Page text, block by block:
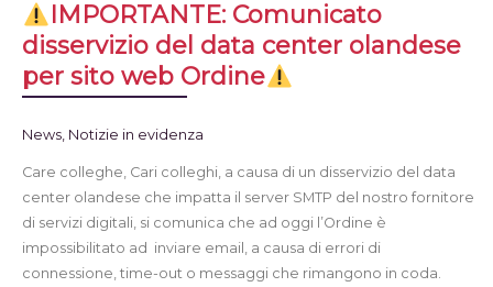
IMPORTANTE: Comunicato
disservizio del data center olandese
per sito web Ordine
News, Notizie in evidenza
Care colleghe, Cari colleghi, a causa di un disservizio del data
center olandese che impatta il server SMTP del nostro fornitore
di servizi digitali, si comunica che ad oggi l’Ordine è
impossibilitato ad inviare email, a causa di errori di
connessione, time-out o messaggi che rimangono in coda.